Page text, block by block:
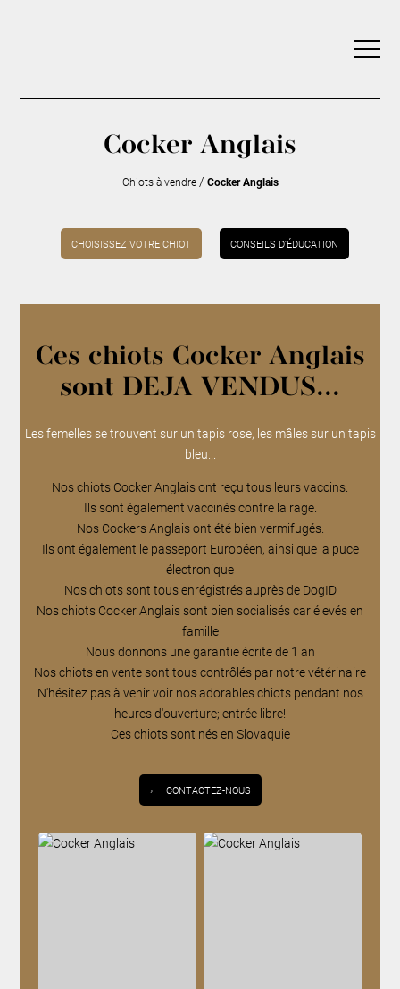
Cocker Anglais
Chiots à vendre/ Cocker Anglais
CHOISISSEZ VOTRE CHIOT CONSEILS D’ÉDUCATION
Ces chiots Cocker Anglais
sont DEJA VENDUS...
Les femelles se trouvent sur un tapis rose, les mâles sur un tapis
bleu...
Nos chiots Cocker Anglais ont reçu tous leurs vaccins.
Ils sont également vaccinés contre la rage.
Nos Cockers Anglais ont été bien vermifugés.
Ils ont également le passeport Européen, ainsi que la puce
électronique
Nos chiots sont tous enrégistrés auprès de DogID
Nos chiots Cocker Anglais sont bien socialisés car élevés en
famille
Nous donnons une garantie écrite de 1 an
Nos chiots en vente sont tous contrôlés par notre vétérinaire
N'hésitez pas à venir voir nos adorables chiots pendant nos
heures d'ouverture; entrée libre!
Ces chiots sont nés en Slovaquie
› CONTACTEZ-NOUS